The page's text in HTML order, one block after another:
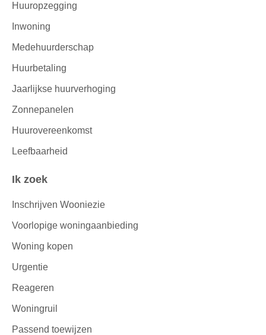
Huuropzegging
Inwoning
Medehuurderschap
Huurbetaling
Jaarlijkse huurverhoging
Zonnepanelen
Huurovereenkomst
Leefbaarheid
Ik zoek
Inschrijven Wooniezie
Voorlopige woningaanbieding
Woning kopen
Urgentie
Reageren
Woningruil
Passend toewijzen